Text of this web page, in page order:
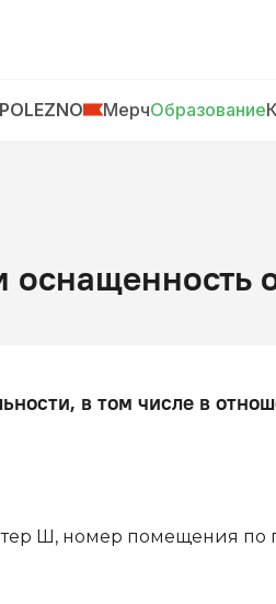
POLEZNO МерчОбразование
в том числе в
Ш, номер помещения